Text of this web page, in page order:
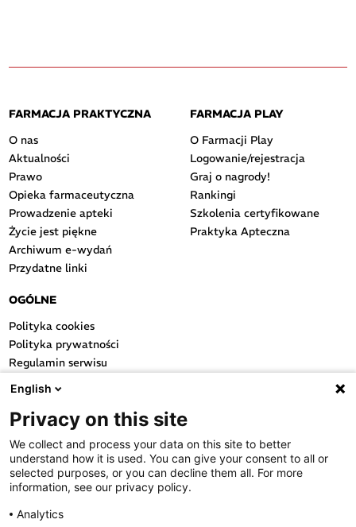
FARMACJA PRAKTYCZNA
O nas
Aktualności
Prawo
Opieka farmaceutyczna
Prowadzenie apteki
Życie jest piękne
Archiwum e-wydań
Przydatne linki
FARMACJA PLAY
O Farmacji Play
Logowanie/rejestracja
Graj o nagrody!
Rankingi
Szkolenia certyfikowane
Praktyka Apteczna
OGÓLNE
Polityka cookies
Polityka prywatności
Regulamin serwisu
Regulamin konkursu
Farmacja Play
Regulamin konkursu Lakcid
Regulamin konkursu Acard
Regulamin konkursu Biotebal
Regulamin konkursu Asmenol
Kontakt
English
Privacy on this site
We collect and process your data on this site to better
understand how it is used. You can give your consent to all or
selected purposes, or you can decline them all. For more
information, see our privacy policy.
Analytics